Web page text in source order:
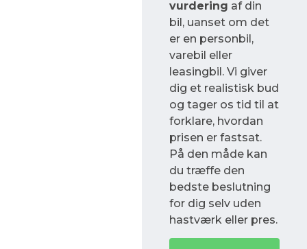
vurdering af din
bil, uanset om det
er en personbil,
varebil eller
leasingbil. Vi giver
dig et realistisk bud
og tager os tid til at
forklare, hvordan
prisen er fastsat.
På den måde kan
du træffe den
bedste beslutning
for dig selv uden
hastværk eller pres.